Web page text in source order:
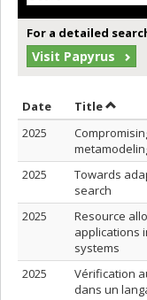
For a detailed
Visit Papyrus
Date Sort by date in
TitleSort
2025
2025
Towards
search
2025
Resource
applications
systems
2025
Vérification
dans un